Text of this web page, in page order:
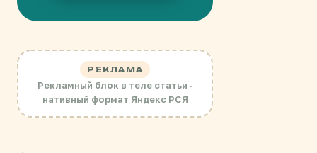
РЕКЛАМА
Рекламный блок в теле статьи ·
нативный формат Яндекс РСЯ